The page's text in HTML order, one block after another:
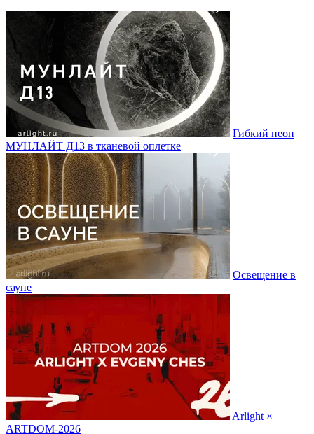
Гибкий неон
МУНЛАЙТ Д13 в тканевой оплетке
Освещение в
сауне
Arlight ×
ARTDOM-2026